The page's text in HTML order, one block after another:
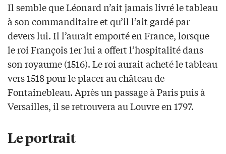
Il semble que Léonard n’ait jamais livré le tableau
à son commanditaire et qu’il l’ait gardé par
devers lui. Il l’aurait emporté en France, lorsque
le roi François 1er lui a offert l’hospitalité dans
son royaume (1516). Le roi aurait acheté le tableau
vers 1518 pour le placer au château de
Fontainebleau. Après un passage à Paris puis à
Versailles, il se retrouvera au Louvre en 1797.
Le portrait